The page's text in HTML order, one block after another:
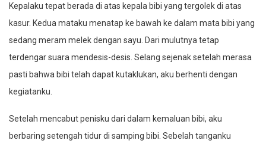
Kepalaku tepat berada di atas kepala bibi yang tergolek di atas
kasur. Kedua mataku menatap ke bawah ke dalam mata bibi yang
sedang meram melek dengan sayu. Dari mulutnya tetap
terdengar suara mendesis-desis. Selang sejenak setelah merasa
pasti bahwa bibi telah dapat kutaklukan, aku berhenti dengan
kegiatanku.
Setelah mencabut penisku dari dalam kemaluan bibi, aku
berbaring setengah tidur di samping bibi. Sebelah tanganku